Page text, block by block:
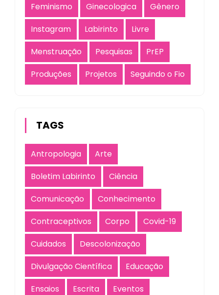
Feminismo
Ginecologica
Gênero
Instagram
Labirinto
Livre
Menstruação
Pesquisas
PrEP
Produções
Projetos Seguindo o Fio
TAGS
Antropologia
Arte
Boletim Labirinto
Ciência
Comunicação
Conhecimento
Contraceptivos
Corpo
Covid-19
Cuidados
Descolonização
Divulgação Científica
Educação
Ensaios
Escrita
Eventos